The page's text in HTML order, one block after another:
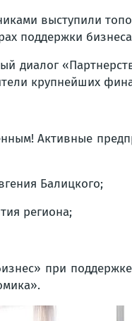
выступили
поддержки
диалог
крупнейших
Активные
Балицкого;
региона;
при